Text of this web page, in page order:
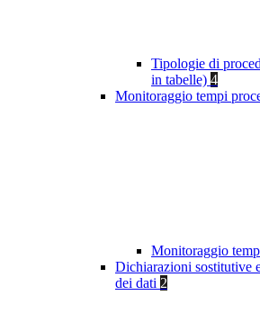
Tipologie di
in tabelle) 4
Monitoraggio tempi
Monitoraggio
Dichiarazioni sostitutive
dei dati 2